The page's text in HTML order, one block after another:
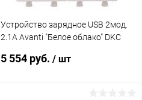
Устройство зарядное USB 2мод.
2.1А Avanti "Белое облако" DKC
5 554 руб. / шт